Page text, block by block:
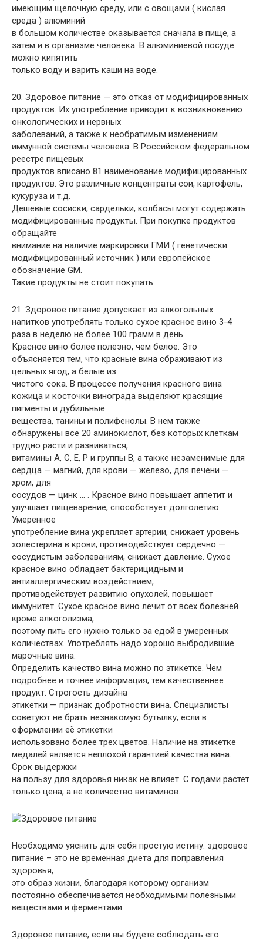
имеющим щелочную среду, или с овощами ( кислая
среда ) алюминий
в большом количестве оказывается сначала в пище, а
затем и в организме человека. В алюминиевой посуде
можно кипятить
только воду и варить каши на воде.
20. Здоровое питание — это отказ от модифицированных
продуктов. Их употребление приводит к возникновению
онкологических и нервных
заболеваний, а также к необратимым изменениям
иммунной системы человека. В Российском федеральном
реестре пищевых
продуктов вписано 81 наименование модифицированных
продуктов. Это различные концентраты сои, картофель,
кукуруза и т.д.
Дешевые сосиски, сардельки, колбасы могут содержать
модифицированные продукты. При покупке продуктов
обращайте
внимание на наличие маркировки ГМИ ( генетически
модифицированный источник ) или европейское
обозначение GM.
Такие продукты не стоит покупать.
21. Здоровое питание допускает из алкогольных
напитков употреблять только сухое красное вино 3-4
раза в неделю не более 100 грамм в день.
Красное вино более полезно, чем белое. Это
объясняется тем, что красные вина сбраживают из
цельных ягод, а белые из
чистого сока. В процессе получения красного вина
кожица и косточки винограда выделяют красящие
пигменты и дубильные
вещества, танины и полифенолы. В нем также
обнаружены все 20 аминокислот, без которых клеткам
трудно расти и развиваться,
витамины А, С, Е, Р и группы В, а также незаменимые для
сердца — магний, для крови — железо, для печени —
хром, для
сосудов — цинк … . Красное вино повышает аппетит и
улучшает пищеварение, способствует долголетию.
Умеренное
употребление вина укрепляет артерии, снижает уровень
холестерина в крови, противодействует сердечно —
сосудистым заболеваниям, снижает давление. Сухое
красное вино обладает бактерицидным и
антиаллергическим воздействием,
противодействует развитию опухолей, повышает
иммунитет. Сухое красное вино лечит от всех болезней
кроме алкоголизма,
поэтому пить его нужно только за едой в умеренных
количествах. Употреблять надо хорошо выбродившие
марочные вина.
Определить качество вина можно по этикетке. Чем
подробнее и точнее информация, тем качественнее
продукт. Строгость дизайна
этикетки — признак добротности вина. Специалисты
советуют не брать незнакомую бутылку, если в
оформлении её этикетки
использовано более трех цветов. Наличие на этикетке
медалей является неплохой гарантией качества вина.
Срок выдержки
на пользу для здоровья никак не влияет. С годами растет
только цена, а не количество витаминов.
Необходимо уяснить для себя простую истину: здоровое
питание – это не временная диета для поправления
здоровья,
это образ жизни, благодаря которому организм
постоянно обеспечивается необходимыми полезными
веществами и ферментами.
Здоровое питание, если вы будете соблюдать его